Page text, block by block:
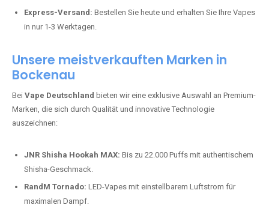
Express-Versand: Bestellen Sie heute und erhalten Sie Ihre Vapes
in nur 1-3 Werktagen.
Unsere meistverkauften Marken in
Bockenau
Bei Vape Deutschland bieten wir eine exklusive Auswahl an Premium-
Marken, die sich durch Qualität und innovative Technologie
auszeichnen:
JNR Shisha Hookah MAX: Bis zu 22.000 Puffs mit authentischem
Shisha-Geschmack.
RandM Tornado: LED-Vapes mit einstellbarem Luftstrom für
maximalen Dampf.